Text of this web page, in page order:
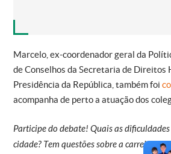
Marcelo, ex-coordenador geral da
de Conselhos da Secretaria de Direitos
Presidência da República, também foi
acompanha de perto a atuação dos
Participe do debate! Quais as
cidade? Tem questões sobre a carreira?